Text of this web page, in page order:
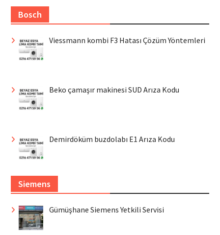
Bosch
Viessmann kombi F3 Hatası Çözüm Yöntemleri
Beko çamaşır makinesi SUD Arıza Kodu
Demirdöküm buzdolabı E1 Arıza Kodu
Siemens
Gümüşhane Siemens Yetkili Servisi